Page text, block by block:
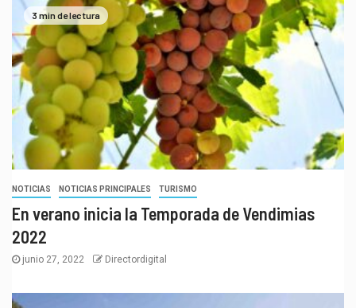
3 min de lectura
NOTICIAS NOTICIAS PRINCIPALES TURISMO
En verano inicia la Temporada de Vendimias
2022
junio 27, 2022 Directordigital